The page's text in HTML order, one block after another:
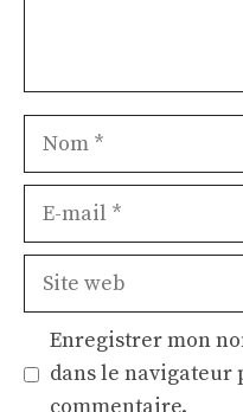
Nom
Site
Enregistrer mon
dans le